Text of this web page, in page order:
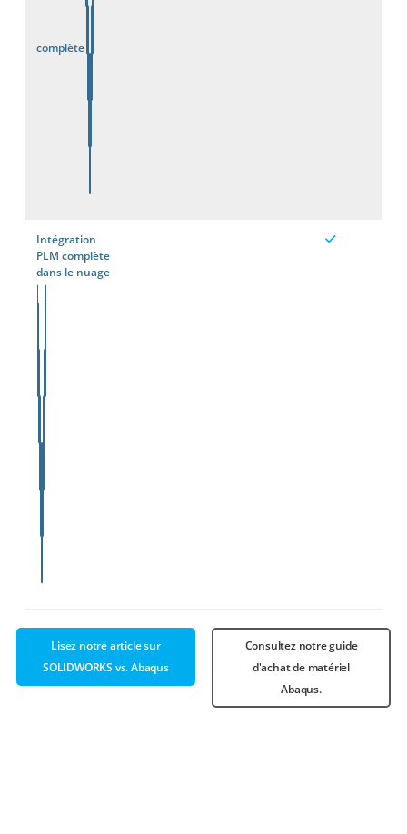
complète
Intégration
PLM complète
dans le nuage
3D
Lisez notre article sur
SOLIDWORKS vs. Abaqus
Consultez notre guide
d'achat de matériel
Abaqus.